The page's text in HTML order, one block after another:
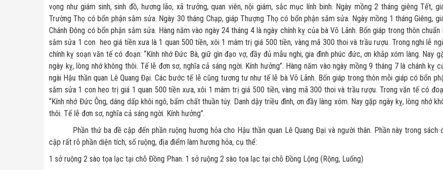
vọng như giám sinh, sinh đồ, hương lão, xã trưởng, quan viên, nội giám, sắc mục lính binh. Ngày mồng 2 tháng giêng Tết,
Trường Thọ có bổn phận sắm sửa. Ngày 30 tháng Chạp, giáp Thượng Thọ có bổn phận sắm sửa. Ngày mồng 1 tháng Giêng,
Chánh Đông có bổn phận sắm sửa. Hàng năm vào ngày 24 tháng 4 là ngày chính kỵ của bà Võ Lãnh. Bốn giáp trong thôn chuẩn
sắm sửa 1 con heo giá tiền xưa là 1 quan 500 tiền, xôi 1 mâm trị giá 500 tiền, vàng mã 300 thoi và trầu rượu. Trong nghi lễ
chính kỵ soạn văn tế có đoạn: “Kính nhớ Đức Bà, giữ gìn đạo vợ, đầy đủ mẫu nghi, gia đình phúc đức, ơn khắp xóm làng. Nay
ngày kỵ, lòng nhớ không thôi. Tế lễ đơn sơ, nghĩa cả sáng ngời. Kính hưởng”. Hàng năm vào ngày mồng 9 tháng 7 là chánh kỵ
ngài Hậu thần quan Lê Quang Đại. Các bước tế lễ cũng tương tư như tế lễ bà Võ Lãnh. Bốn giáp trong thôn mỗi giáp có bổn
sắm sửa 1 con heo trị giá 1 quan 500 tiền xưa, xôi 1 mâm trị giá 500 tiền, vàng mã 300 thoi và trầu rượu. Trong văn tế có
“Kính nhớ Đức Ông, dáng dấp khôi ngô, bẩm chất thuần túy. Danh dậy triều đình, ơn đầy làng xóm. Nay gặp ngày kỵ, lòng nhớ
thôi. Tế lễ đơn sơ, nghĩa cả sáng ngời. Kính hưởng”.
Phần thứ ba đề cập đến phần ruộng hương hỏa cho Hậu thần quan Lê Quang Đại và người thân. Phần này trong sách
cập rất rõ phần diện tích, số ruộng, địa điểm làm hương hỏa, cụ thể:
1 sở ruộng 2 sào tọa lạc tại chỗ Đồng Phan. 1 sở ruộng 2 sào tọa lạc tại chỗ Đồng Lộng (Rộng, Luống)